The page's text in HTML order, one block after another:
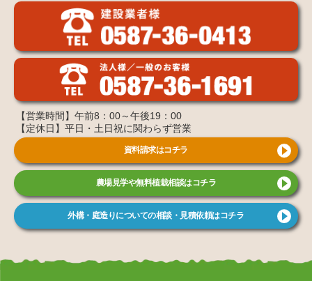
【営業時間】午前8：00～午後19：00
【定休日】平日・土日祝に関わらず営業
資料請求はコチラ
農場見学や無料植栽相談はコチラ
外構・庭造りについての相談・見積依頼はコチラ